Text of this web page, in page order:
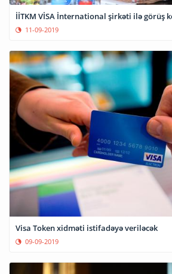
İİTKM VİSA İnternational şirkəti ilə görüş
11-09-2019
Visa Token xidməti istifadəyə veriləcək
09-09-2019